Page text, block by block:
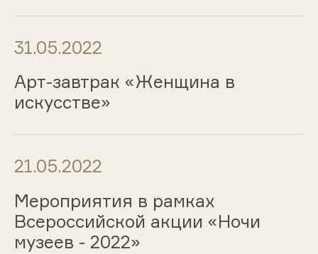
31.05.2022
Арт-завтрак «Женщина в
искусстве»
21.05.2022
Мероприятия в рамках
Всероссийской акции «Ночи
музеев - 2022»